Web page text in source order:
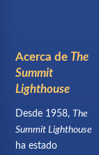
Acerca de The
Summit
Lighthouse
Desde 1958, The
Summit Lighthouse
ha estado